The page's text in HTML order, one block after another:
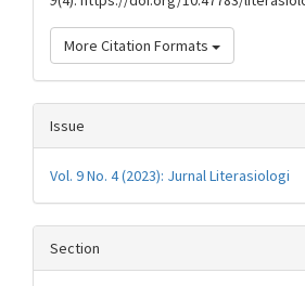
More Citation Formats
Issue
Vol. 9 No. 4 (2023): Jurnal Literasiologi
Section